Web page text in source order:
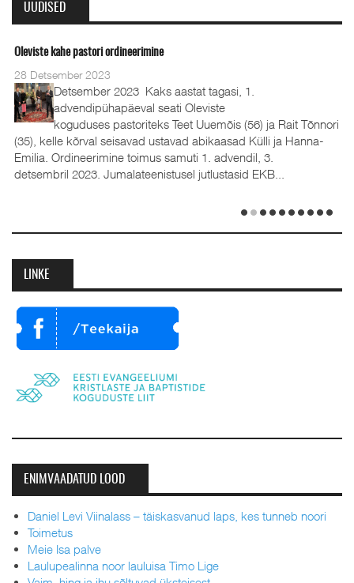
UUDISED
Oleviste kahe pastori ordineerimine
28 Detsember 2023
Detsember 2023 Kaks aastat tagasi, 1.
advendipühapäeval seati Oleviste
koguduses pastoriteks Teet Uuemõis (56) ja Rait Tõnnori
(35), kelle kõrval seisavad ustavad abikaasad Külli ja Hanna-
Emilia. Ordineerimine toimus samuti 1. advendil, 3.
detsembril 2023. Jumalateenistusel jutlustasid EKB...
LINKE
ENIMVAADATUD LOOD
Daniel Levi Viinalass – täiskasvanud laps, kes tunneb noori
Toimetus
Meie Isa palve
Laulupealinna noor lauluisa Timo Lige